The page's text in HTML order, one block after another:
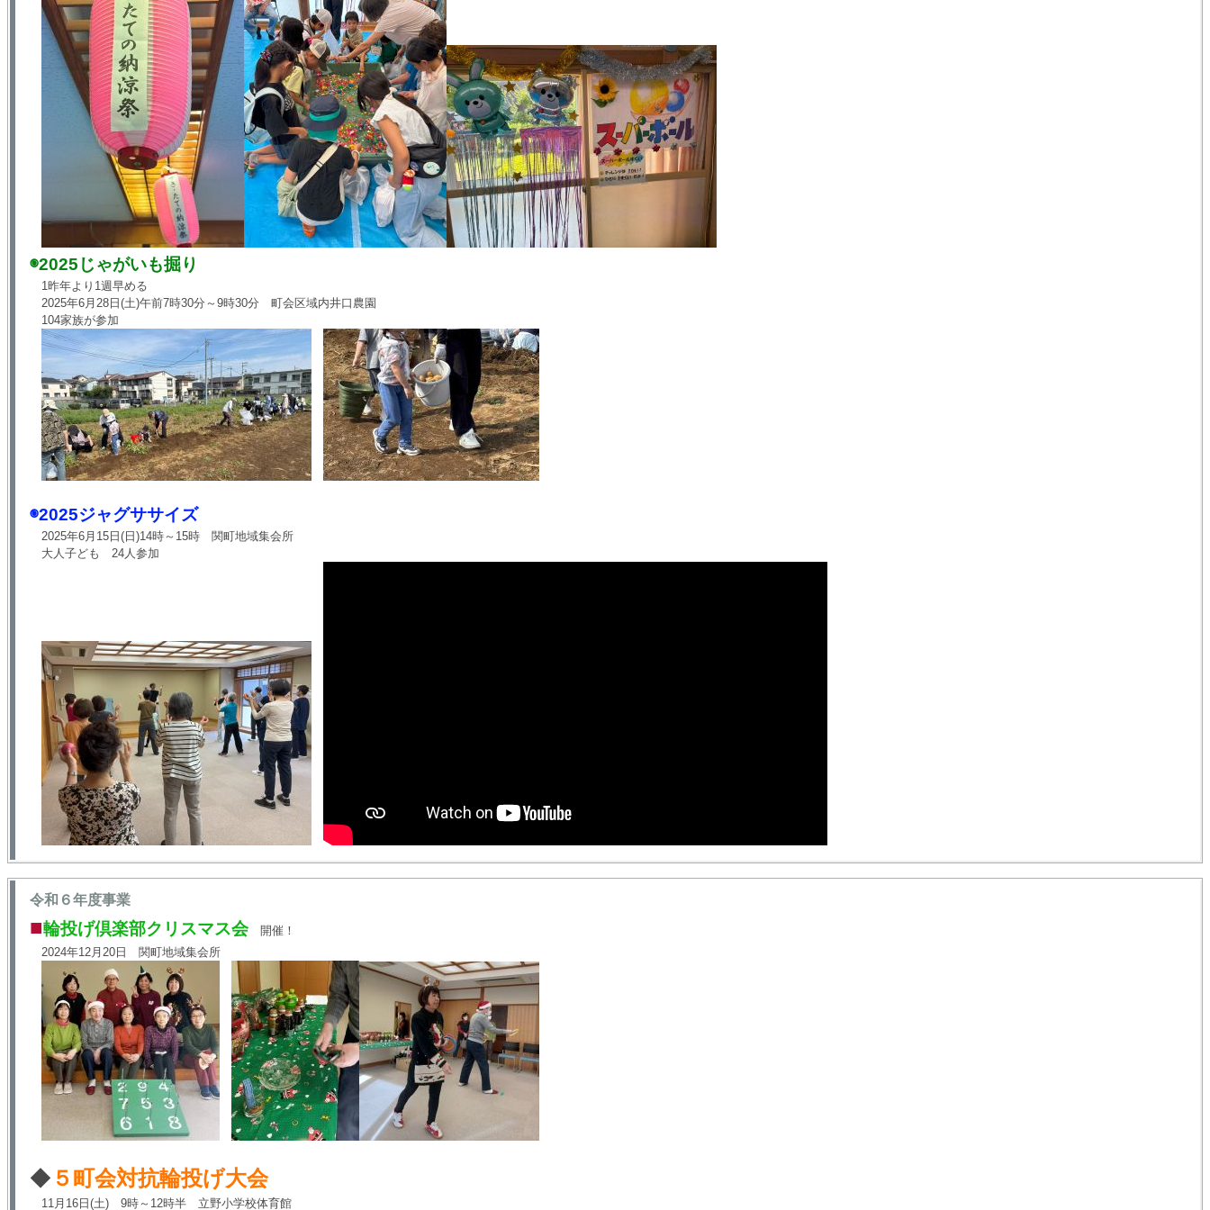
◉2025じゃがいも掘り
1昨年より1週早める
2025年6月28日(土)午前7時30分～9時30分 町会区域内井口農園
104家族が参加
◉2025ジャグササイズ
2025年6月15日(日)14時～15時 関町地域集会所
大人子ども 24人参加
令和６年度事業
■輪投げ倶楽部クリスマス会開催！
2024年12月20日 関町地域集会所
◆ ５町会対抗輪投げ大会
11月16日(土) 9時～12時半 立野小学校体育館